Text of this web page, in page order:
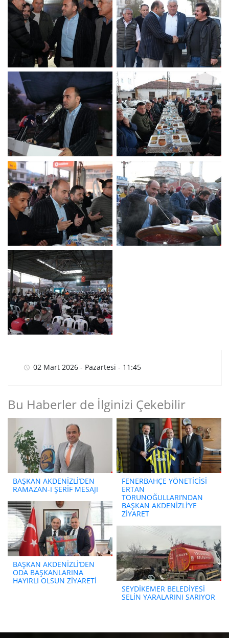
02 Mart 2026 - Pazartesi - 11:45
Bu Haberler de İlginizi Çekebilir
BAŞKAN AKDENİZLİ’DEN
RAMAZAN-I ŞERİF MESAJI
FENERBAHÇE YÖNETİCİSİ
ERTAN
TORUNOĞULLARI’NDAN
BAŞKAN AKDENİZLİ’YE
ZİYARET
BAŞKAN AKDENİZLİ’DEN
ODA BAŞKANLARINA
HAYIRLI OLSUN ZİYARETİ
SEYDİKEMER BELEDİYESİ
SELİN YARALARINI SARIYOR